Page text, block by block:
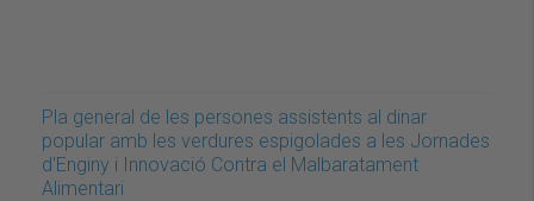
Pla general de les persones assistents al dinar
popular amb les verdures espigolades a les Jornades
d'Enginy i Innovació Contra el Malbaratament
Alimentari